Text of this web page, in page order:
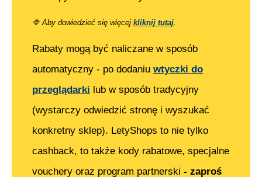
🔷 Aby dowiedzieć się więcej kliknij tutaj.
Rabaty mogą być naliczane w sposób
automatyczny - po dodaniu wtyczki do
przeglądarki lub w sposób tradycyjny
(wystarczy odwiedzić stronę i wyszukać
konkretny sklep). LetyShops to nie tylko
cashback, to także kody rabatowe, specjalne
vouchery oraz program partnerski - zaproś